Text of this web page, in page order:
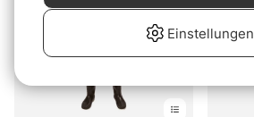
Einstellungen